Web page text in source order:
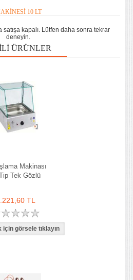
10 LT
satışa kapalı. Lütfen daha sonra tekrar
deneyin.
ÜRÜNLER
Makinası
Tek Gözlü
TL